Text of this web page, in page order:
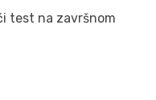
test na završnom